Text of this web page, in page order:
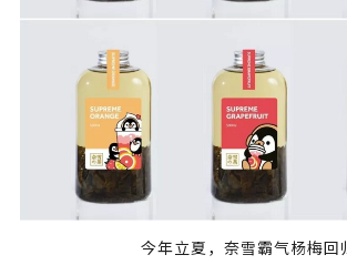
今年立夏，奈雪霸气杨梅回